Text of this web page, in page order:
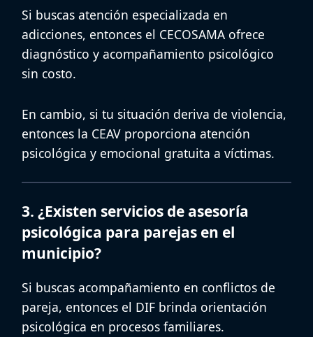
Si buscas atención especializada en
adicciones, entonces el CECOSAMA ofrece
diagnóstico y acompañamiento psicológico
sin costo.
En cambio, si tu situación deriva de violencia,
entonces la CEAV proporciona atención
psicológica y emocional gratuita a víctimas.
3. ¿Existen servicios de asesoría
psicológica para parejas en el
municipio?
Si buscas acompañamiento en conflictos de
pareja, entonces el DIF brinda orientación
psicológica en procesos familiares.